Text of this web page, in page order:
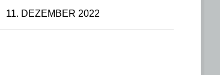
11. DEZEMBER 2022